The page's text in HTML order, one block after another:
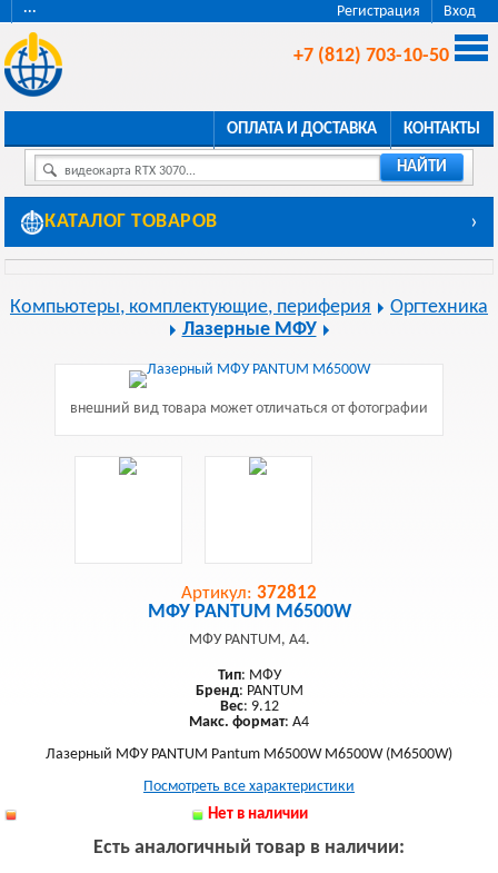
Регистрация Вход
···
+7 (812) 703-10-50
ОПЛАТА И ДОСТАВКА КОНТАКТЫ
видеокарта RTX 3070... НАЙТИ
КАТАЛОГ ТОВАРОВ ›
Компьютеры, комплектующие, периферия
Оргтехника
Лазерные МФУ
внешний вид товара может отличаться от фотографии
Артикул: 372812
МФУ PANTUM M6500W
МФУ PANTUM, A4.
Тип: МФУ
Бренд: PANTUM
Вес: 9.12
Макс. формат: A4
Лазерный МФУ PANTUM Pantum M6500W M6500W (M6500W)
Посмотреть все характеристики
Нет в наличии
Есть аналогичный товар в наличии: